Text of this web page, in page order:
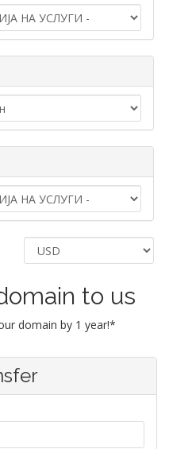
to us
domain by 1 year!*